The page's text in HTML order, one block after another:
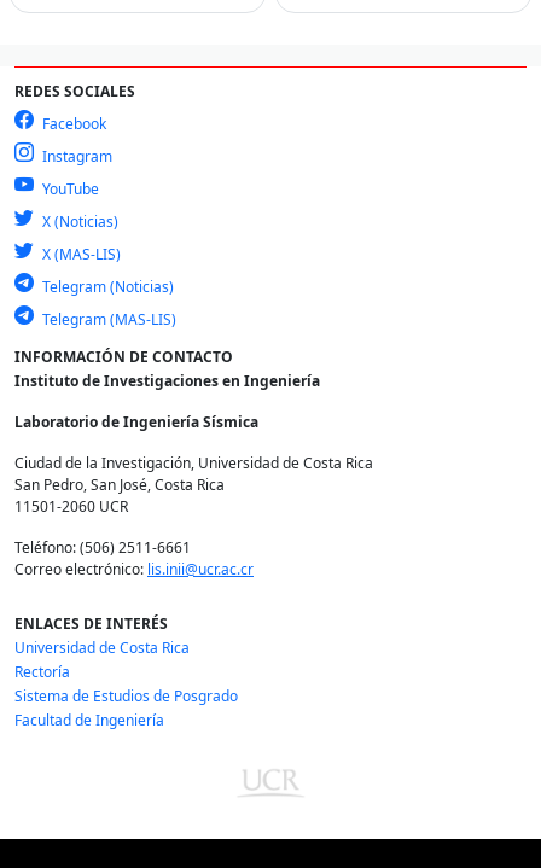
REDES SOCIALES
Facebook
Instagram
YouTube
X (Noticias)
X (MAS-LIS)
Telegram (Noticias)
Telegram (MAS-LIS)
INFORMACIÓN DE CONTACTO
Instituto de Investigaciones en Ingeniería
Laboratorio de Ingeniería Sísmica
Ciudad de la Investigación, Universidad de Costa Rica
San Pedro, San José, Costa Rica
11501-2060 UCR
Teléfono: (506) 2511-6661
Correo electrónico: lis.inii@ucr.ac.cr
ENLACES DE INTERÉS
Universidad de Costa Rica
Rectoría
Sistema de Estudios de Posgrado
Facultad de Ingeniería